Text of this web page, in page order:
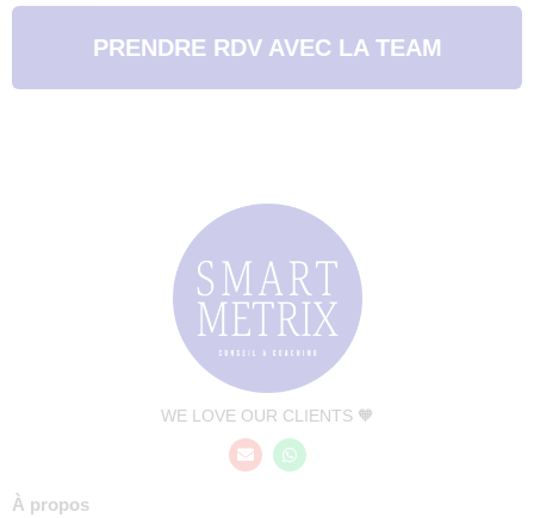
PRENDRE RDV AVEC LA TEAM
WE LOVE OUR CLIENTS 🧡
À propos